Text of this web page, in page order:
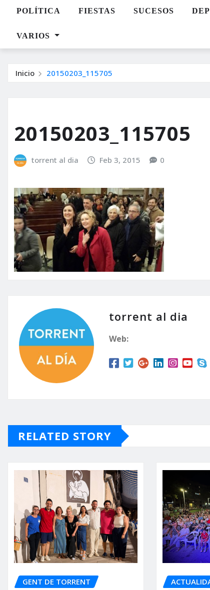
POLÍTICA FIESTAS SUCESOS
VARIOS
Inicio 20150203_115705
20150203_115705
torrent al dia Feb 3, 2015 0
torrent al dia
Web:
RELATED STORY
GENT DE TORRENT